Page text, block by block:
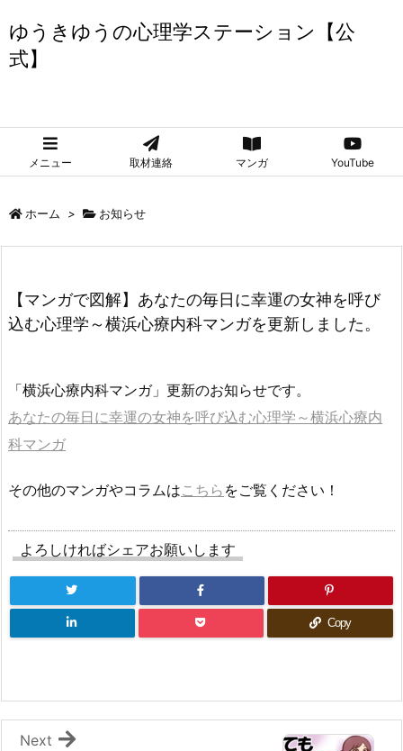
ゆうきゆうの心理学ステーション【公
式】
メニュー 取材連絡 マンガ YouTube
ホーム > お知らせ
【マンガで図解】あなたの毎日に幸運の女神を呼び
込む心理学～横浜心療内科マンガを更新しました。
「横浜心療内科マンガ」更新のお知らせです。
あなたの毎日に幸運の女神を呼び込む心理学～横浜心療内
科マンガ
その他のマンガやコラムはこちら をご覧ください！
よろしければシェアお願いします
Copy
Next